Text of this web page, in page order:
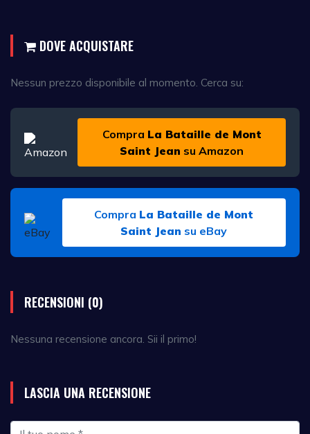
DOVE ACQUISTARE
Nessun prezzo disponibile al momento. Cerca su:
Compra La Bataille de Mont
Saint Jean su Amazon
Compra La Bataille de Mont
Saint Jean su eBay
RECENSIONI (0)
Nessuna recensione ancora. Sii il primo!
LASCIA UNA RECENSIONE